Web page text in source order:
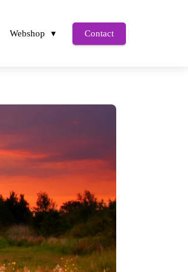
Webshop Contact